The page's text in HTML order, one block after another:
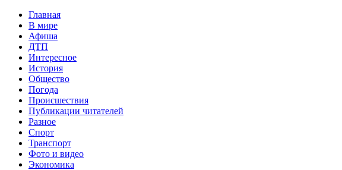
Главная
В мире
Афиша
ДТП
Интересное
История
Общество
Погода
Происшествия
Публикации читателей
Разное
Спорт
Транспорт
Фото и видео
Экономика